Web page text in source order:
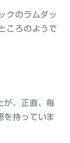
クのラムダッ
ころのようで
が、正直、毎
を持っていま